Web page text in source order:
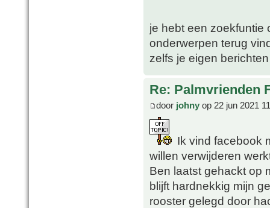
je hebt een zoekfuntie
onderwerpen terug
zelfs je eigen
Re: Palmvrienden
door johny op 22 jun 2021
Ik vind facebook
willen verwijderen
Ben laatst gehackt op
blijft hardnekkig mijn
rooster gelegd door